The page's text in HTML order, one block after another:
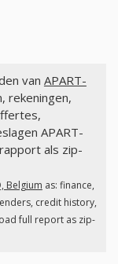
van APART-
rekeningen,
APART-
als zip-
Belgium as: finance,
credit history,
full report as zip-